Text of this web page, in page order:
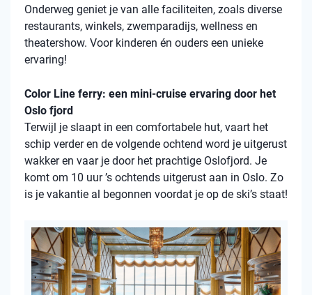
Onderweg geniet je van alle faciliteiten, zoals diverse
restaurants, winkels, zwemparadijs, wellness en
theatershow. Voor kinderen én ouders een unieke
ervaring!
Color Line ferry: een mini-cruise ervaring door het
Oslo fjord
Terwijl je slaapt in een comfortabele hut, vaart het
schip verder en de volgende ochtend word je uitgerust
wakker en vaar je door het prachtige Oslofjord. Je
komt om 10 uur ’s ochtends uitgerust aan in Oslo. Zo
is je vakantie al begonnen voordat je op de ski’s staat!